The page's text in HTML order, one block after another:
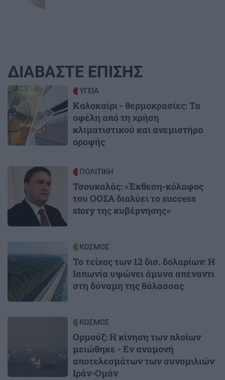
ΔΙΑΒΑΣΤΕ ΕΠΙΣΗΣ
Image ΥΓΕΙΑ
Καλοκαίρι - θερμοκρασίες: Τα
οφέλη από τη χρήση
κλιματιστικού και ανεμιστήρα
οροφής
Image ΠΟΛΙΤΙΚΗ
Τσουκαλάς: «Έκθεση-κόλαφος
του ΟΟΣΑ διαλύει το success
story της κυβέρνησης»
ΚΟΣΜΟΣ
Το τείχος των 12 δισ. δολαρίων: Η
Ιαπωνία υψώνει άμυνα απέναντι
στη δύναμη της θάλασσας
ΚΟΣΜΟΣ
Ορμούζ: Η κίνηση των πλοίων
μειώθηκε - Εν αναμονή
αποτελεσμάτων των συνομιλιών
Ιράν-Ομάν